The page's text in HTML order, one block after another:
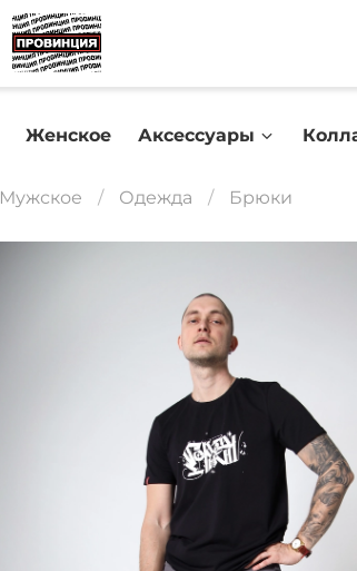
Женское Аксессуары
Мужское Одежда Брюки